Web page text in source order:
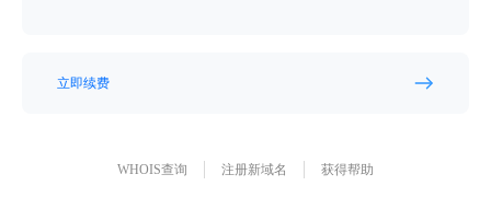
立即续费
WHOIS查询 注册新域名 获得帮助